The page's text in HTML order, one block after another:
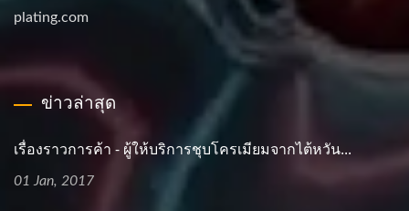
plating.com
ข่าวล่าสุด
เรื่องราวการค้า - ผู้ให้บริการชุบโครเมียมจากไต้หวัน...
01 Jan, 2017